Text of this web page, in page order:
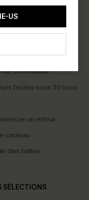
US
offerte dès 55 €
de commande
faciles sous 30 jours
un retour
cadeau
des tailles
SÉLECTIONS